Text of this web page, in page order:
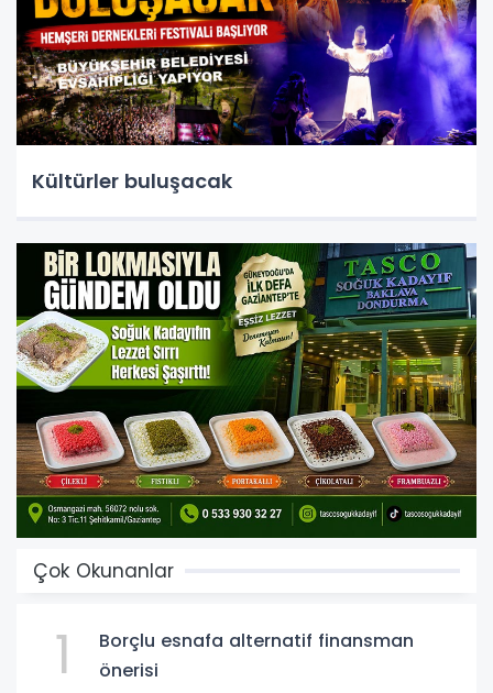
Kültürler buluşacak
Çok Okunanlar
1
Borçlu esnafa alternatif finansman
önerisi